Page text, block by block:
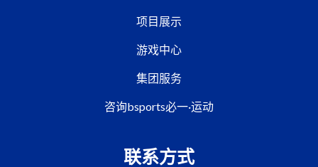
项目展示
游戏中心
集团服务
咨询bsports必一·运动
联系方式